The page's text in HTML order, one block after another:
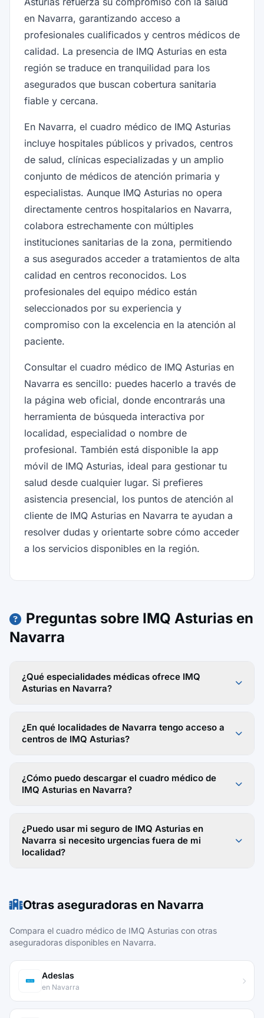
en Navarra, garantizando acceso a
profesionales cualificados y centros médicos de
calidad. La presencia de IMQ Asturias en esta
región se traduce en tranquilidad para los
asegurados que buscan cobertura sanitaria
fiable y cercana.
En Navarra, el cuadro médico de IMQ Asturias
incluye hospitales públicos y privados, centros
de salud, clínicas especializadas y un amplio
conjunto de médicos de atención primaria y
especialistas. Aunque IMQ Asturias no opera
directamente centros hospitalarios en Navarra,
colabora estrechamente con múltiples
instituciones sanitarias de la zona, permitiendo
a sus asegurados acceder a tratamientos de alta
calidad en centros reconocidos. Los
profesionales del equipo médico están
seleccionados por su experiencia y
compromiso con la excelencia en la atención al
paciente.
Consultar el cuadro médico de IMQ Asturias en
Navarra es sencillo: puedes hacerlo a través de
la página web oficial, donde encontrarás una
herramienta de búsqueda interactiva por
localidad, especialidad o nombre de
profesional. También está disponible la app
móvil de IMQ Asturias, ideal para gestionar tu
salud desde cualquier lugar. Si prefieres
asistencia presencial, los puntos de atención al
cliente de IMQ Asturias en Navarra te ayudan a
resolver dudas y orientarte sobre cómo acceder
a los servicios disponibles en la región.
Preguntas sobre IMQ Asturias en
Navarra
¿Qué especialidades médicas ofrece IMQ
Asturias en Navarra?
¿En qué localidades de Navarra tengo acceso a
centros de IMQ Asturias?
¿Cómo puedo descargar el cuadro médico de
IMQ Asturias en Navarra?
¿Puedo usar mi seguro de IMQ Asturias en
Navarra si necesito urgencias fuera de mi
localidad?
Otras aseguradoras en Navarra
Compara el cuadro médico de IMQ Asturias con otras
aseguradoras disponibles en Navarra.
Adeslas
en Navarra